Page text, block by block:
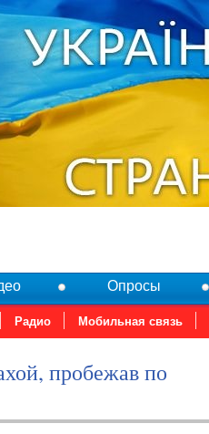
Радио Мобильная связь
Опросы